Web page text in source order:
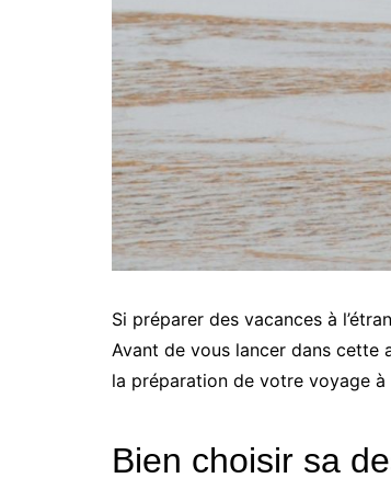
Si préparer des vacances à
Avant de vous lancer dans cette
la préparation de votre voyage à
Bien choisir sa